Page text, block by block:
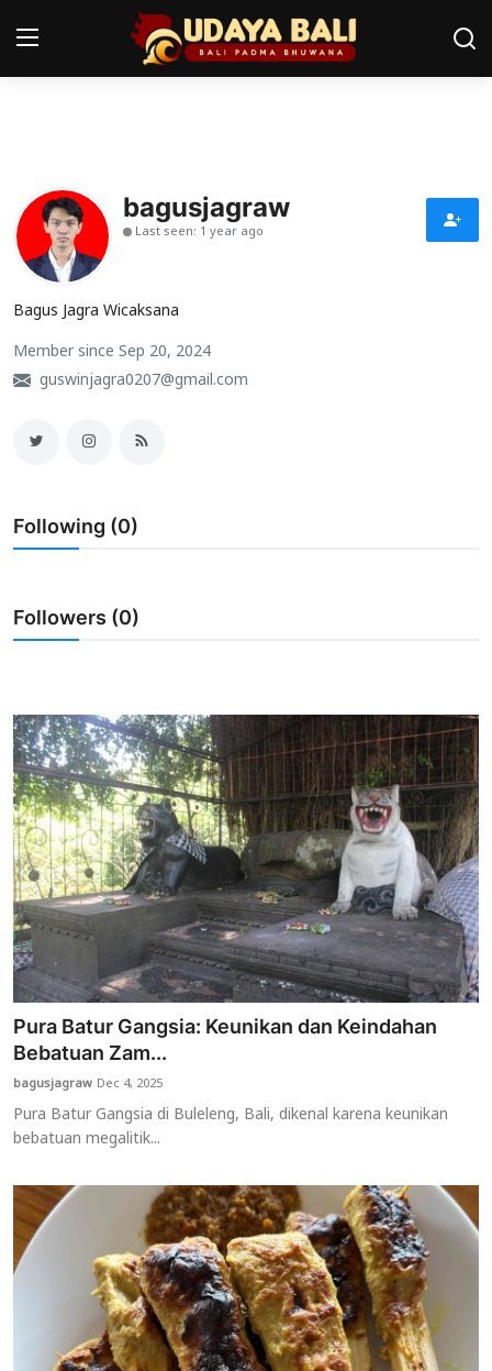
Pura
Desa Adat
Tradisi
Alam Bali
Seni
Usadha
bagusjagraw
Last seen: 1 year ago
Bagus Jagra Wicaksana
Member since Sep 20, 2024
guswinjagra0207@gmail.com
Following (0)
Followers (0)
Pura Batur Gangsia: Keunikan dan Keindahan
Bebatuan Zam...
bagusjagraw Dec 4, 2025
Pura Batur Gangsia di Buleleng, Bali, dikenal karena keunikan
bebatuan megalitik...